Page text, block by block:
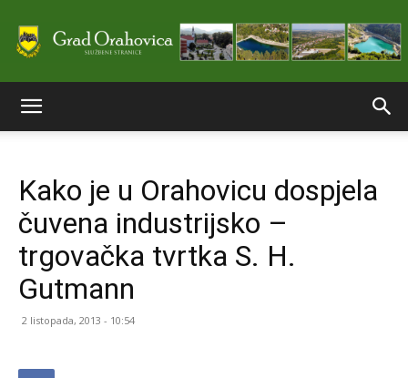
stranice
Grada
Kako je u Orahovicu dospjela
čuvena industrijsko –
trgovačka tvrtka S. H.
Gutmann
2 listopada, 2013 - 10:54